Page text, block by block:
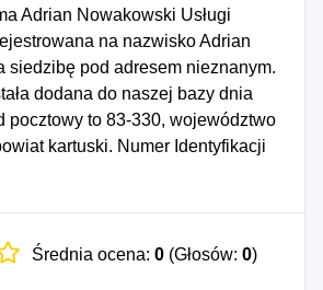
Adrian Nowakowski Usługi
na nazwisko Adrian
siedzibę pod adresem nieznanym.
dodana do naszej bazy dnia
pocztowy to 83-330, województwo
kartuski. Numer Identyfikacji
5892101522, a numer
działalności gospodarczej
Średnia ocena: 0 (Głosów: 0)